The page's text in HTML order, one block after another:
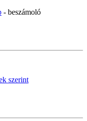
- beszámoló
szerint